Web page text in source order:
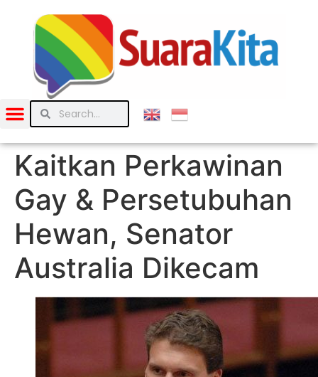
Kaitkan Perkawinan
Gay & Persetubuhan
Hewan, Senator
Australia Dikecam